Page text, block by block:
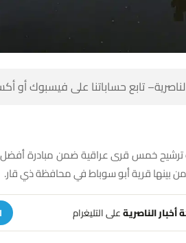
تابع حساباتنا على فيسبوك أو
ترشيح خمس قرى عراقية ضمن مبادرة أفضل
الناصريةعلى التليغرام